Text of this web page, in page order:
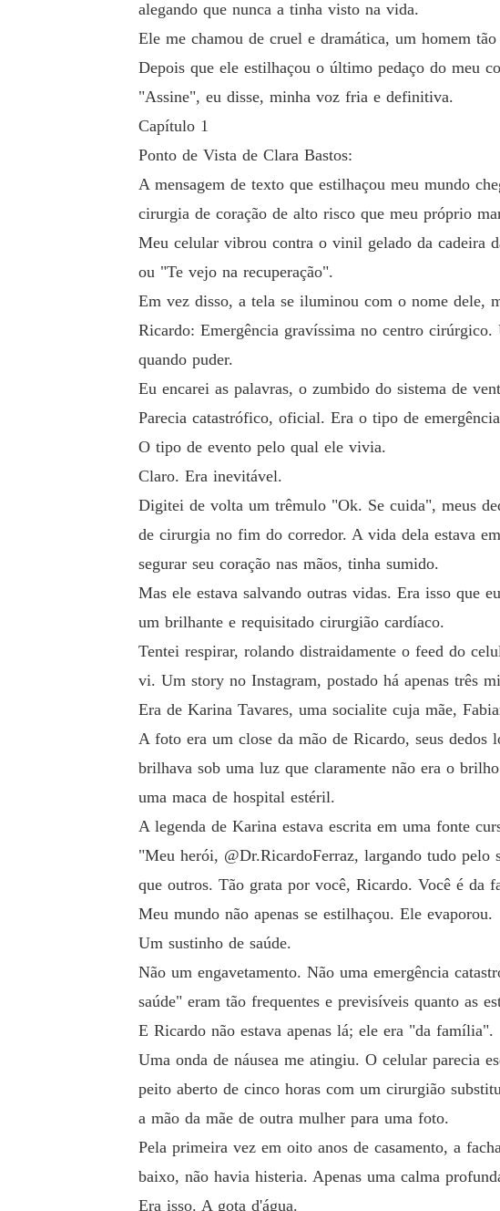
alegando que nunca a tinha visto na vida.
Ele me chamou de cruel e dramática, um homem
Depois que ele estilhaçou o último pedaço do meu
"Assine", eu disse, minha voz fria e definitiva.
Capítulo 1
Ponto de Vista de Clara Bastos:
A mensagem de texto que estilhaçou meu mundo
cirurgia de coração de alto risco que meu próprio
Meu celular vibrou contra o vinil gelado da cadeira
ou "Te vejo na recuperação".
Em vez disso, a tela se iluminou com o nome dele,
Ricardo: Emergência gravíssima no centro
quando puder.
Eu encarei as palavras, o zumbido do sistema de
Parecia catastrófico, oficial. Era o tipo de
O tipo de evento pelo qual ele vivia.
Claro. Era inevitável.
Digitei de volta um trêmulo "Ok. Se cuida", meus
de cirurgia no fim do corredor. A vida dela estava
segurar seu coração nas mãos, tinha sumido.
Mas ele estava salvando outras vidas. Era isso que
um brilhante e requisitado cirurgião cardíaco.
Tentei respirar, rolando distraidamente o feed do
vi. Um story no Instagram, postado há apenas três
Era de Karina Tavares, uma socialite cuja mãe,
A foto era um close da mão de Ricardo, seus dedos
brilhava sob uma luz que claramente não era o
uma maca de hospital estéril.
A legenda de Karina estava escrita em uma fonte
"Meu herói, @Dr.RicardoFerraz, largando tudo pelo
que outros. Tão grata por você, Ricardo. Você é da
Meu mundo não apenas se estilhaçou. Ele evaporou.
Um sustinho de saúde.
Não um engavetamento. Não uma emergência
saúde" eram tão frequentes e previsíveis quanto as
E Ricardo não estava apenas lá; ele era "da família".
Uma onda de náusea me atingiu. O celular parecia
peito aberto de cinco horas com um cirurgião
a mão da mãe de outra mulher para uma foto.
Pela primeira vez em oito anos de casamento, a
baixo, não havia histeria. Apenas uma calma
Era isso. A gota d'água.